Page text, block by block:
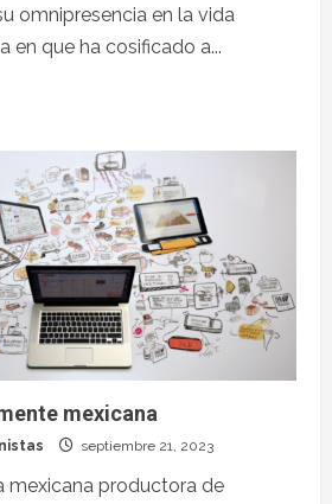
omnipresencia en la vida
en que ha cosificado a...
mexicana
septiembre 21, 2023
mexicana productora de